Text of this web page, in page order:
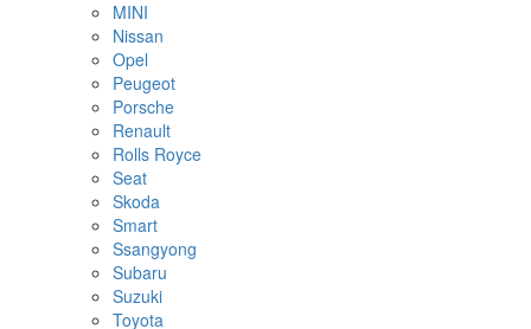
MINI
Nissan
Opel
Peugeot
Porsche
Renault
Rolls Royce
Seat
Skoda
Smart
Ssangyong
Subaru
Suzuki
Toyota